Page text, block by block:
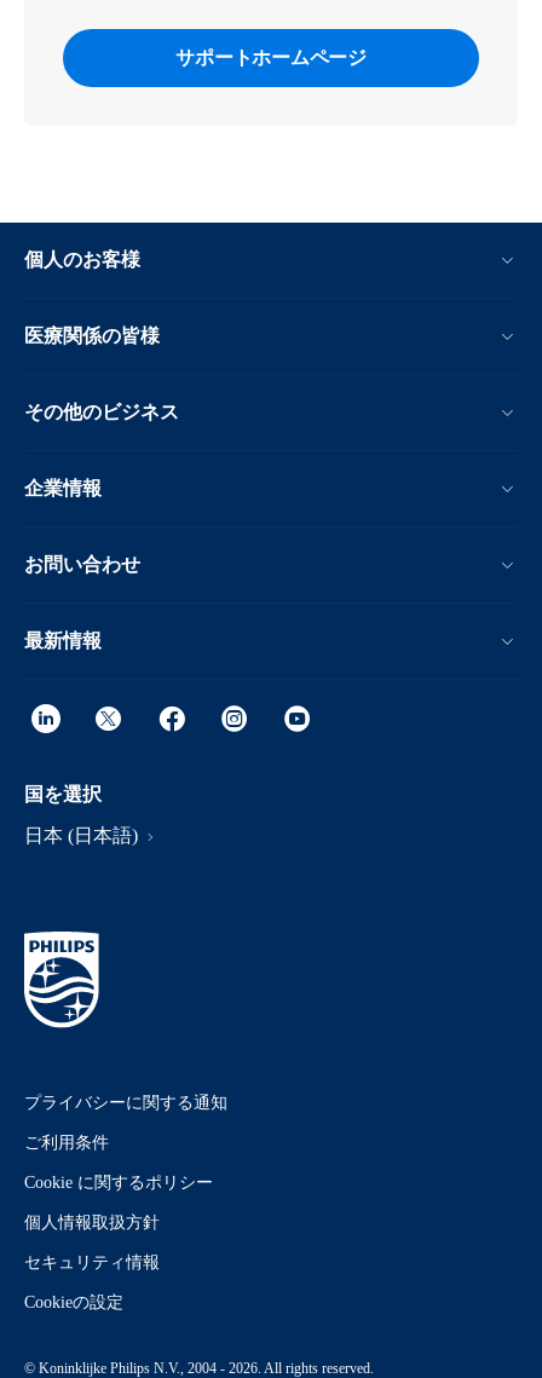
サポートホームページ
個人のお客様
医療関係の皆様
その他のビジネス
企業情報
お問い合わせ
最新情報
国を選択
日本 (日本語)
プライバシーに関する通知
ご利用条件
Cookie に関するポリシー
個人情報取扱方針
セキュリティ情報
Cookieの設定
© Koninklijke Philips N.V., 2004 - 2026. All rights reserved.